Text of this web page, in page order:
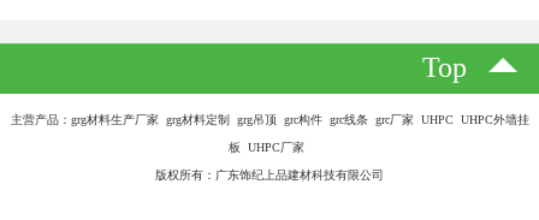
Top
主营产品：grg材料生产厂家 grg材料定制 grg吊顶 grc构件 grc线条 grc厂家 UHPC UHPC外墙挂
板 UHPC厂家
版权所有：广东饰纪上品建材科技有限公司